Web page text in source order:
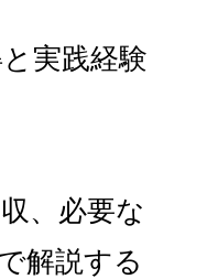
実践経験
、必要な
解説する